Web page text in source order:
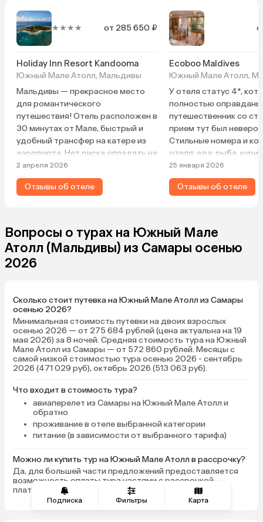
Подписка Фильтры Карта
★★★★ от 285 650 ₽
Holiday Inn Resort Kandooma
Южный Мале Атолл, Мальдивы
Мальдивы — прекрасное место
для романтического
путешествия! Отель расположен в
30 минутах от Мале, быстрый и
удобный трансфер на катере из
аэропорта. Нет риска опоздать на
самолет. Благожелательный и
вежливый персонал, есть
русскоговорящие сотрудники на
благоустроенная территория с
тропической экзотикой, большие
бассейны, несколько пляжей на
любой вкус, много водных
черепахам, есть джет-ски.
Скучать было некогда! Номер
чистый, комфортный, полностью
оснащен всем, ежедневная
уборка и смена полотенец.
Питание оцениваю на четверку,
сам небольшой поклонник
азиатской кухни, но голодать не
приходилось. Почему-то
официанты были не такие
внимательные и расторопные, как
остальной персонал, но это не
пребывание оставило только
самые наилучшие впечатления,
очень рекомендую!
2 апреля 2026
Отзывы об отеле
Ecoboo Maldives
Южный Мале Атолл,
У отеля статус 4*,
полностью
путешественник со
прием тут был
Стильные номера и
отеля; еда: рыба,
салаты, десерты,
супер. Уборка два
принадлежности для
кондиционер, много
зонтики, даже
внимательная к
с любым вопросом,
острова как вид
по вкусу), небольшие
активности; персонал
ресторане тоже очень
внимателен.
протяженности,
найти место там
9 утра лежаки уже
можно было уйти
пальмы в тишину и
до зоны для удобного
возвращаться
Небольшое
25 января 2026
Отзывы об отеле
Вопросы о турах на Южный Мале
Атолл (Мальдивы) из Самары осенью
2026
Сколько стоит путевка на Южный Мале Атолл из Самары
осенью 2026?
Минимальная стоимость путевки на двоих взрослых
осенью 2026 — от 275 684 рублей (цена актуальна на 19
мая 2026) за 8 ночей. Средняя стоимость тура на Южный
Мале Атолл из Самары — от 572 860 рублей. Месяцы с
самой низкой стоимостью тура осенью 2026 - сентябрь
2026 (471 029 руб), октябрь 2026 (513 063 руб).
Что входит в стоимость тура?
авиаперелет из Самары на Южный Мале Атолл и
обратно
проживание в отеле выбранной категории
питание (в зависимости от выбранного тарифа)
Можно ли купить тур на Южный Мале Атолл в рассрочку?
Да, для большей части предложений предоставляется
возможность оплаты тура частями с рассрочкой
платежа.